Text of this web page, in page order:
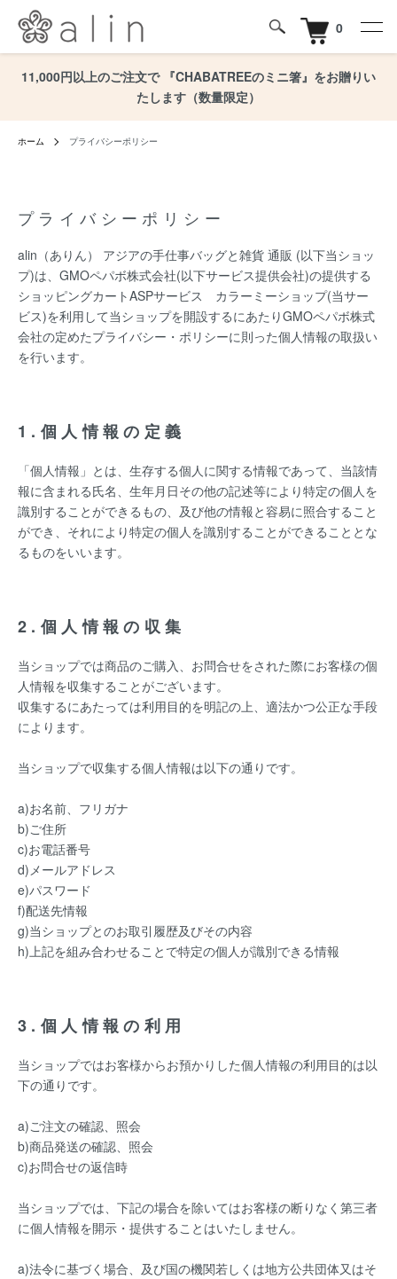
0
11,000円以上のご注文で 『CHABATREEのミニ箸』をお贈りい
たします（数量限定）
ホーム プライバシーポリシー
プライバシーポリシー
alin（ありん） アジアの手仕事バッグと雑貨 通販 (以下当ショッ
プ)は、 GMOペパボ株式会社(以下サービス提供会社)の提供する
ショッピングカートASPサービス カラーミーショップ(当サー
ビス)を利用して当ショップを開設するにあたりGMOペパボ株式
会社の定めたプライバシー・ポリシーに則った個人情報の取扱い
を行います。
1.個人情報の定義
「個人情報」とは、生存する個人に関する情報であって、当該情
報に含まれる氏名、生年月日その他の記述等により特定の個人を
識別することができるもの、及び他の情報と容易に照合すること
ができ、それにより特定の個人を識別することができることとな
るものをいいます。
2.個人情報の収集
当ショップでは商品のご購入、お問合せをされた際にお客様の個
人情報を収集することがございます。
収集するにあたっては利用目的を明記の上、適法かつ公正な手段
によります。
当ショップで収集する個人情報は以下の通りです。
a)お名前、フリガナ
b)ご住所
c)お電話番号
d)メールアドレス
e)パスワード
f)配送先情報
g)当ショップとのお取引履歴及びその内容
h)上記を組み合わせることで特定の個人が識別できる情報
3.個人情報の利用
当ショップではお客様からお預かりした個人情報の利用目的は以
下の通りです。
a)ご注文の確認、照会
b)商品発送の確認、照会
c)お問合せの返信時
当ショップでは、下記の場合を除いてはお客様の断りなく第三者
に個人情報を開示・提供することはいたしません。
a)法令に基づく場合、及び国の機関若しくは地方公共団体又はそ